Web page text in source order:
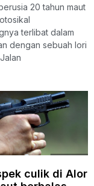
20 tahun maut
terlibat dalam
dengan sebuah lori
culik di Alor